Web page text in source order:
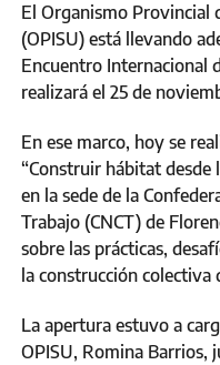
El Organismo Provincial
(OPISU) está llevando
Encuentro Internacional
realizará el 25 de
En ese marco, hoy se
“Construir hábitat desde
en la sede de la
Trabajo (CNCT) de
sobre las prácticas,
la construcción colectiva
La apertura estuvo a
OPISU, Romina Barrios,